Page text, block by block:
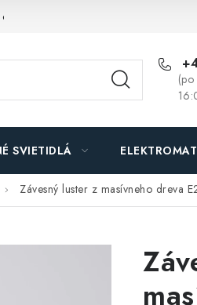
osobných údajov O nás
SVIETIDLÁ
Závesný luster z masívneho dreva